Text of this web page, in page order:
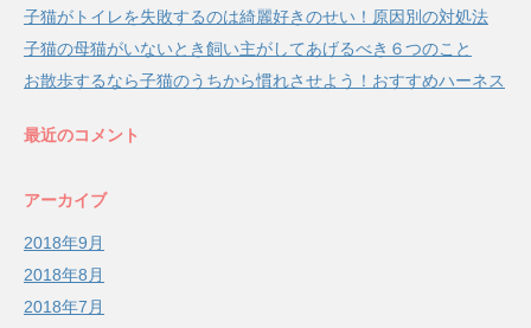
子猫がトイレを失敗するのは綺麗好きのせい！原因別の対処法
子猫の母猫がいないとき飼い主がしてあげるべき６つのこと
お散歩するなら子猫のうちから慣れさせよう！おすすめハーネス
最近のコメント
アーカイブ
2018年9月
2018年8月
2018年7月